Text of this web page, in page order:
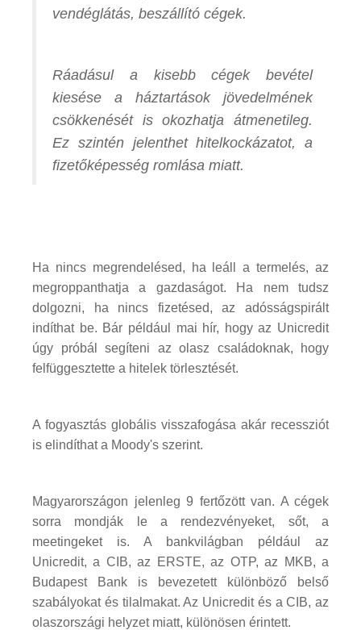
vendéglátás, beszállító cégek.
Ráadásul a kisebb cégek bevétel
kiesése a háztartások jövedelmének
csökkenését is okozhatja átmenetileg.
Ez szintén jelenthet hitelkockázatot, a
fizetőképesség romlása miatt.
Ha nincs megrendelésed, ha leáll a termelés, az
megroppanthatja a gazdaságot. Ha nem tudsz
dolgozni, ha nincs fizetésed, az adósságspirált
indíthat be. Bár például mai hír, hogy az Unicredit
úgy próbál segíteni az olasz családoknak, hogy
felfüggesztette a hitelek törlesztését.
A fogyasztás globális visszafogása akár recessziót
is elindíthat a Moody's szerint.
Magyarországon jelenleg 9 fertőzött van. A cégek
sorra mondják le a rendezvényeket, sőt, a
meetingeket is. A bankvilágban például az
Unicredit, a CIB, az ERSTE, az OTP, az MKB, a
Budapest Bank is bevezetett különböző belső
szabályokat és tilalmakat. Az Unicredit és a CIB, az
olaszországi helyzet miatt, különösen érintett.